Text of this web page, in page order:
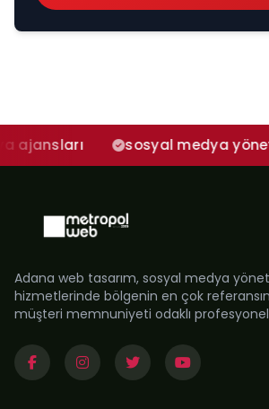
sosyal medya yönetimi ajans
Adana web tasarım, sosyal medya
hizmetlerinde bölgenin en çok
müşteri memnuniyeti odaklı profesyonel